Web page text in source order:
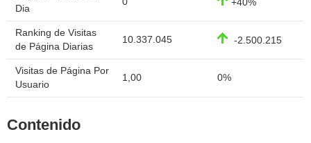
Dia
+40%
Ranking de Visitas
de Página Diarias
10.337.045 -2.500.215
Visitas de Página Por
Usuario
1,00 0%
Contenido